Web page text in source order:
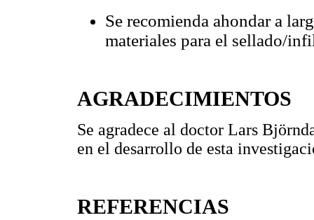
Se recomienda ahondar a
materiales para el sellado/
AGRADECIMIENTOS
Se agradece al doctor Lars
en el desarrollo de esta
REFERENCIAS